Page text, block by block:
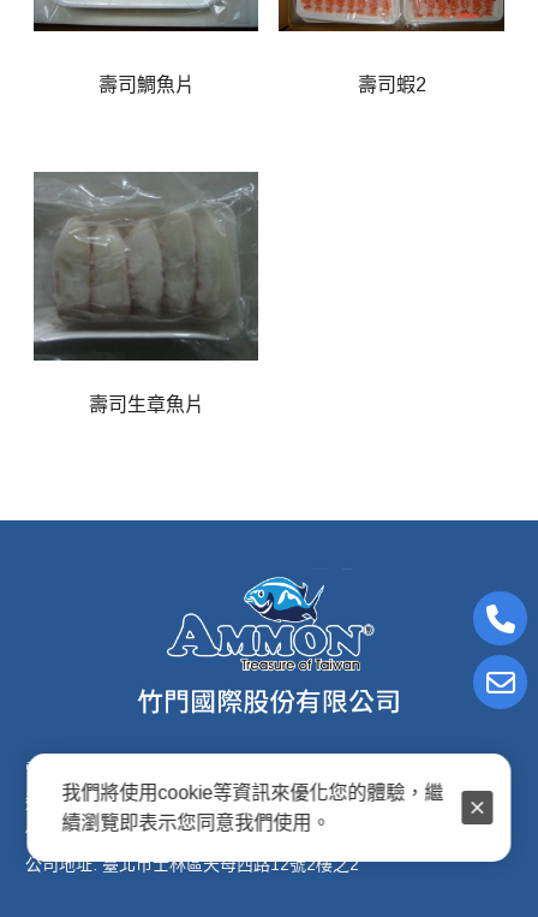
壽司鯛魚片 壽司蝦2
壽司生章魚片
電子信箱:ammon8@ms22.hinet.net
連絡電話: (02)2876-2691
傳真專線: (02)2876-2692
公司地址: 臺北市士林區天母西路12號2樓之2
我們將使用cookie等資訊來優化您的體驗，繼
續瀏覽即表示您同意我們使用。